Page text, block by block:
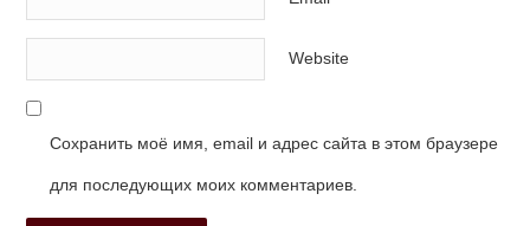
Website
Сохранить моё имя, email и адрес сайта в этом браузере
для последующих моих комментариев.